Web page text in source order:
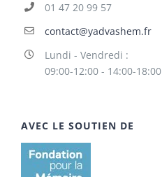
01 47 20 99 57
contact@yadvashem.fr
Lundi - Vendredi :
09:00-12:00 - 14:00-18:00
AVEC LE SOUTIEN DE